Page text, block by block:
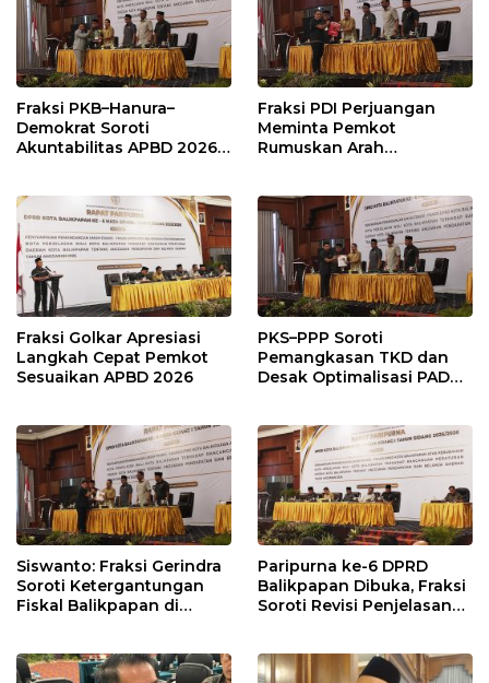
Fraksi PKB–Hanura–
Demokrat Soroti
Akuntabilitas APBD 2026
Modal
Fraksi PDI Perjuangan
Meminta Pemkot
Rumuskan Arah
Penyangga IKN
Fraksi Golkar Apresiasi
Langkah Cepat Pemkot
Sesuaikan APBD 2026
PKS–PPP Soroti
Pemangkasan TKD dan
Desak Optimalisasi PAD
Siswanto: Fraksi Gerindra
Soroti Ketergantungan
Fiskal Balikpapan di
Paripurna ke-6 DPRD
Balikpapan Dibuka, Fraksi
Soroti Revisi Penjelasan